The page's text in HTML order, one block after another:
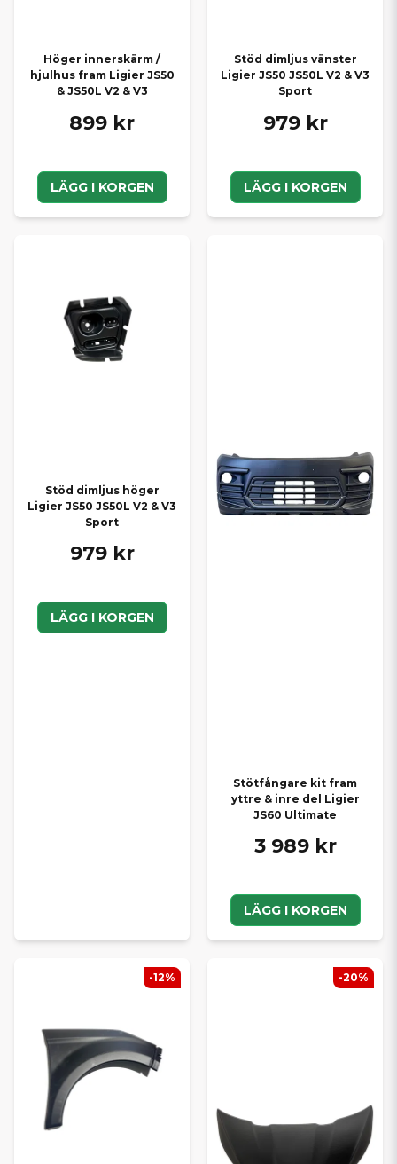
Höger innerskärm /
hjulhus fram Ligier JS50
& JS50L V2 & V3
899 kr
LÄGG I KORGEN
Stöd dimljus vänster
Ligier JS50 JS50L V2 & V3
Sport
979 kr
LÄGG I KORGEN
Stöd dimljus höger
Ligier JS50 JS50L V2 & V3
Sport
979 kr
LÄGG I KORGEN
Stötfångare kit fram
yttre & inre del Ligier
JS60 Ultimate
3 989 kr
LÄGG I KORGEN
-12% -20%